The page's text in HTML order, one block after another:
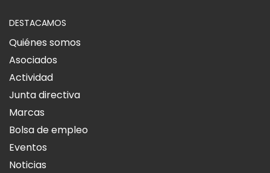
DESTACAMOS
Quiénes somos
Asociados
Actividad
Junta directiva
Marcas
Bolsa de empleo
Eventos
Noticias